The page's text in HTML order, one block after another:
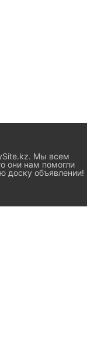
Мы всем
они нам помогли
доску объявлении!